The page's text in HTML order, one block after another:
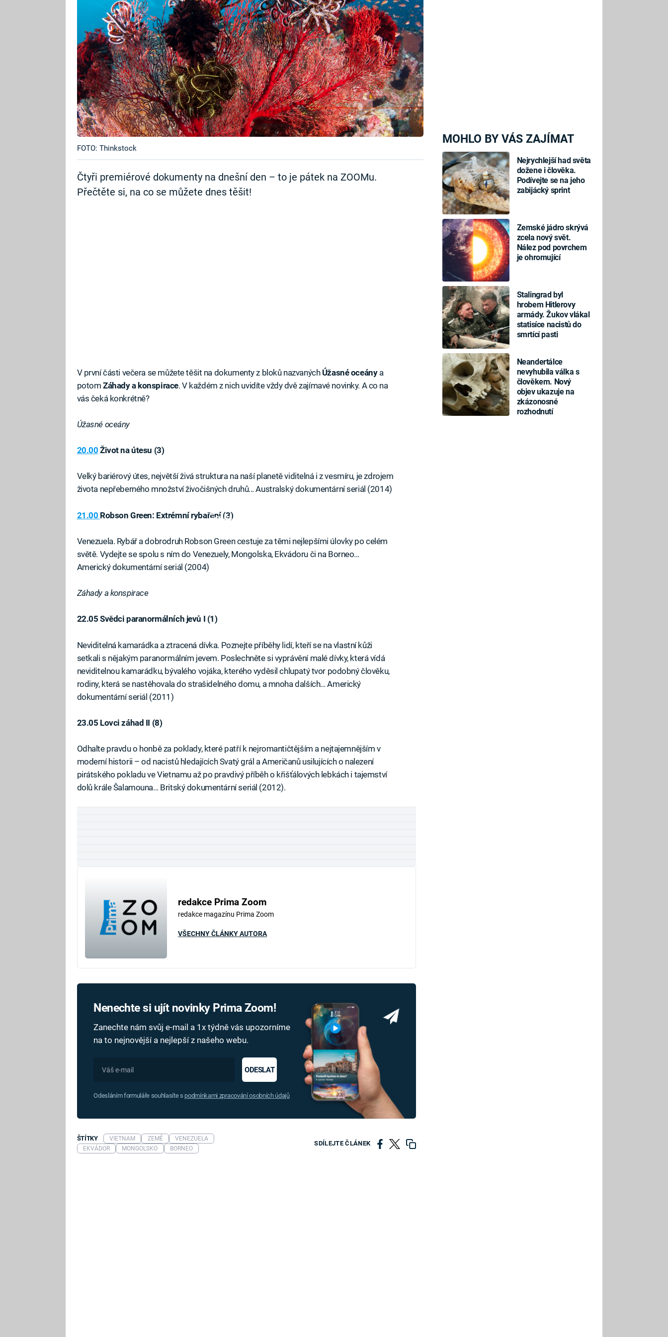
MOHLO BY VÁS ZAJÍMAT
Nejrychlejší had světa
dožene i člověka.
Podívejte se na jeho
zabijácký sprint
Zemské jádro skrývá
zcela nový svět.
Nález pod povrchem
je ohromující
Stalingrad byl
hrobem Hitlerovy
armády. Žukov vlákal
statisíce nacistů do
smrtící pasti
Neandertálce
nevyhubila válka s
člověkem. Nový
objev ukazuje na
zkázonosné
rozhodnutí
FOTO: Thinkstock
Čtyři premiérové dokumenty na dnešní den – to je pátek na ZOOMu.
Přečtěte si, na co se můžete dnes těšit!
V první části večera se můžete těšit na dokumenty z bloků nazvaných Úžasné oceánya
potom Záhady a konspirace. V každém z nich uvidíte vždy dvě zajímavé novinky. A co na
vás čeká konkrétně?
Úžasné oceány
20.00 Život na útesu (3)
Velký bariérový útes, největší živá struktura na naší planetě viditelná i z vesmíru, je zdrojem
života nepřeberného množství živočišných druhů... Australský dokumentární seriál (2014)
Failed to fetch
21.00 Robson Green: Extrémní rybaření (3)
Venezuela. Rybář a dobrodruh Robson Green cestuje za těmi nejlepšími úlovky po celém
světě. Vydejte se spolu s ním do Venezuely, Mongolska, Ekvádoru či na Borneo…
Americký dokumentární seriál (2004)
Záhady a konspirace
22.05 Svědci paranormálních jevů I (1)
Neviditelná kamarádka a ztracená dívka. Poznejte příběhy lidí, kteří se na vlastní kůži
setkali s nějakým paranormálním jevem. Poslechněte si vyprávění malé dívky, která vídá
neviditelnou kamarádku, bývalého vojáka, kterého vyděsil chlupatý tvor podobný člověku,
rodiny, která se nastěhovala do strašidelného domu, a mnoha dalších… Americký
dokumentární seriál (2011)
23.05 Lovci záhad II (8)
Odhalte pravdu o honbě za poklady, které patří k nejromantičtějším a nejtajemnějším v
moderní historii – od nacistů hledajících Svatý grál a Američanů usilujících o nalezení
pirátského pokladu ve Vietnamu až po pravdivý příběh o křišťálových lebkách i tajemství
dolů krále Šalamouna… Britský dokumentární seriál (2012).
redakce Prima Zoom
redakce magazínu Prima Zoom
VŠECHNY ČLÁNKY AUTORA
Nenechte si ujít novinky Prima Zoom!
Zanechte nám svůj e-mail a 1x týdně vás upozorníme
na to nejnovější a nejlepší z našeho webu.
ODESLAT
Odesláním formuláře souhlasíte s podmínkami zpracování osobních údajů
SDÍLEJTE ČLÁNEK
ŠTÍTKY VIETNAM ZEMĚ
VENEZUELA
EKVÁDOR
MONGOLSKO BORNEO